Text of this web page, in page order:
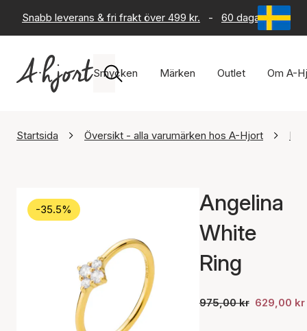
Snabb leverans & fri frakt över 499 kr. - 60 dagars
Smycken Märken Outlet Om A-
Startsida Översikt - alla varumärken hos A-Hjort
-35.5%
Angelina
White
Ring
975,00 kr 629,00 kr